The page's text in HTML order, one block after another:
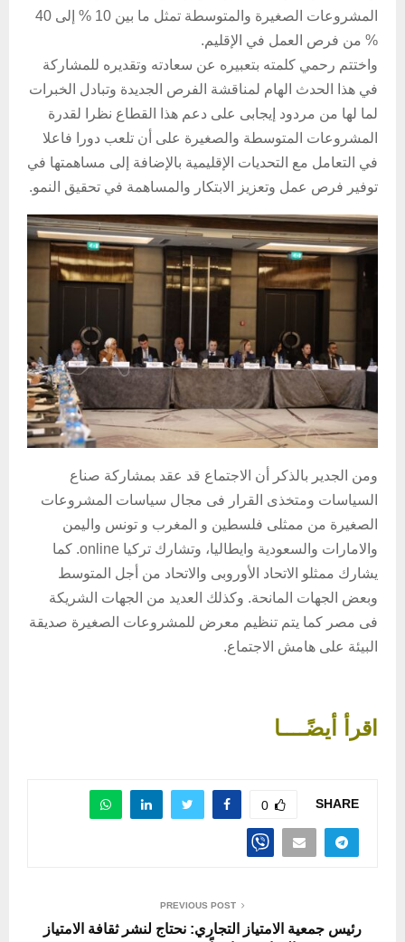
المشروعات الصغيرة والمتوسطة تمثل ما بين 10 % إلى 40
% من فرص العمل في الإقليم.
واختتم رحمي كلمته بتعبيره عن سعادته وتقديره للمشاركة
في هذا الحدث الهام لمناقشة الفرص الجديدة وتبادل الخبرات
لما لها من مردود إيجابى على دعم هذا القطاع نظرا لقدرة
المشروعات المتوسطة والصغيرة على أن تلعب دورا فاعلا
في التعامل مع التحديات الإقليمية بالإضافة إلى مساهمتها في
توفير فرص عمل وتعزيز الابتكار والمساهمة في تحقيق النمو.
ومن الجدير بالذكر أن الاجتماع قد عقد بمشاركة صناع
السياسات ومتخذى القرار فى مجال سياسات المشروعات
الصغيرة من ممثلى فلسطين و المغرب و تونس واليمن
والامارات والسعودية وايطاليا، وتشارك تركيا online. كما
يشارك ممثلو الاتحاد الأوروبى والاتحاد من أجل المتوسط
وبعض الجهات المانحة. وكذلك العديد من الجهات الشريكة
فى مصر كما يتم تنظيم معرض للمشروعات الصغيرة صديقة
البيئة على هامش الاجتماع.
اقرأ أيضًــــا
SHARE
0
PREVIOUS POST
رئيس جمعية الامتياز التجاري: نحتاج لنشر ثقافة الامتياز